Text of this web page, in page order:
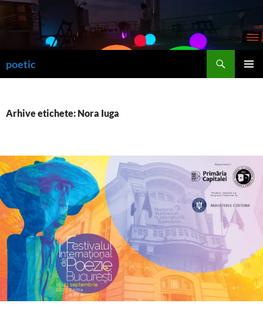
la
poetic
Arhive etichete: Nora Iuga